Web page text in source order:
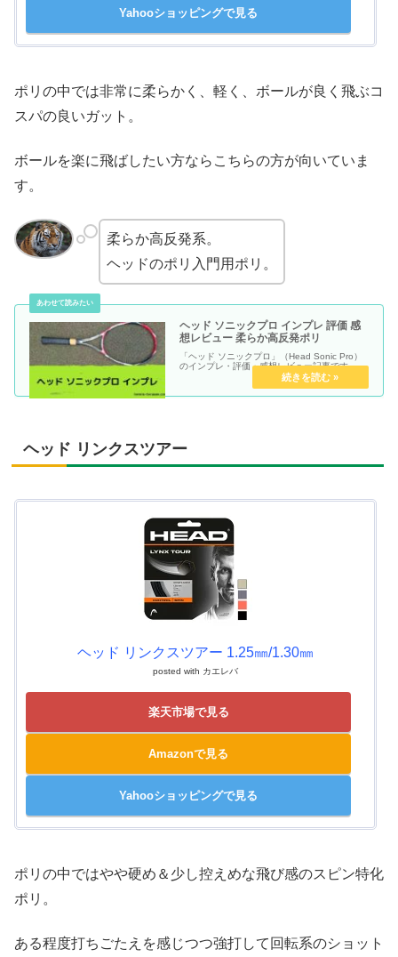
Yahooショッピングで見る
ポリの中では非常に柔らかく、軽く、ボールが良く飛ぶコ
スパの良いガット。
ボールを楽に飛ばしたい方ならこちらの方が向いていま
す。
柔らか高反発系。
ヘッドのポリ入門用ポリ。
ヘッド ソニックプロ インプレ 評価 感
想レビュー 柔らか高反発ポリ
「ヘッド ソニックプロ」（Head Sonic Pro）
のインプレ・評価・感想レビュー記事です。
ヘッド リンクスツアー
ヘッド リンクスツアー 1.25㎜/1.30㎜
posted with カエレバ
楽天市場で見る
Amazonで見る
Yahooショッピングで見る
ポリの中ではやや硬め＆少し控えめな飛び感のスピン特化
ポリ。
ある程度打ちごたえを感じつつ強打して回転系のショット